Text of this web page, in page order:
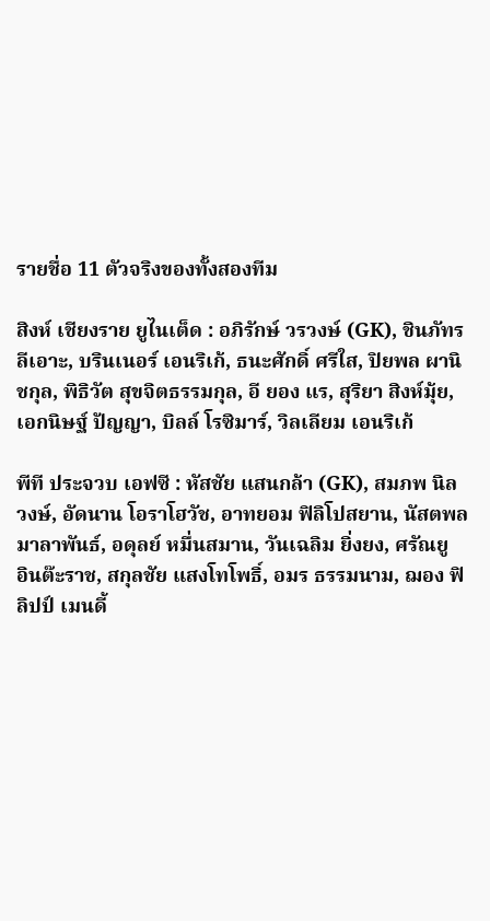
รายชื่อ 11 ตัวจริงของทั้งสองทีม
สิงห์ เชียงราย ยูไนเต็ด : อภิรักษ์ วรวงษ์ (GK), ชินภัทร
ลีเอาะ, บรินเนอร์ เอนริเก้, ธนะศักดิ์ ศรีใส, ปิยพล ผานิ
ชกุล, พิธิวัต สุขจิตธรรมกุล, อี ยอง แร, สุริยา สิงห์มุ้ย,
เอกนิษฐ์ ปัญญา, บิลล์ โรซิมาร์, วิลเลียม เอนริเก้
พีที ประจวบ เอฟซี : หัสชัย แสนกล้า (GK), สมภพ นิล
วงษ์, อัดนาน โอราโฮวัช, อาทยอม ฟิลิโปสยาน, นัสตพล
มาลาพันธ์, อดุลย์ หมื่นสมาน, วันเฉลิม ยิ่งยง, ศรัณยู
อินต๊ะราช, สกุลชัย แสงโทโพธิ์, อมร ธรรมนาม, ฌอง ฟิ
ลิปป์ เมนดี้